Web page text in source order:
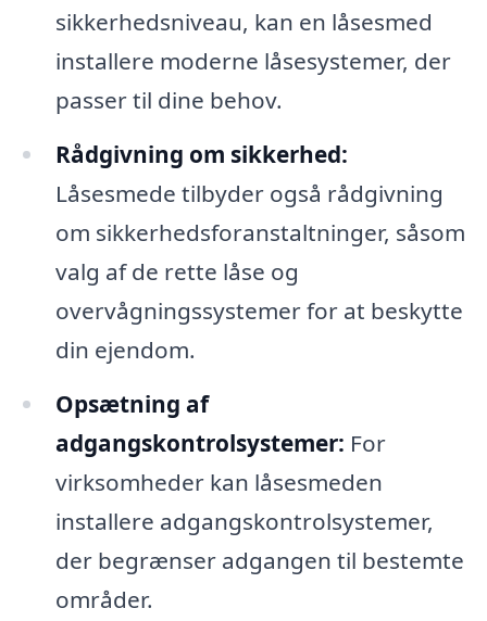
sikkerhedsniveau, kan en låsesmed
installere moderne låsesystemer, der
passer til dine behov.
Rådgivning om sikkerhed:
Låsesmede tilbyder også rådgivning
om sikkerhedsforanstaltninger, såsom
valg af de rette låse og
overvågningssystemer for at beskytte
din ejendom.
Opsætning af
adgangskontrolsystemer: For
virksomheder kan låsesmeden
installere adgangskontrolsystemer,
der begrænser adgangen til bestemte
områder.